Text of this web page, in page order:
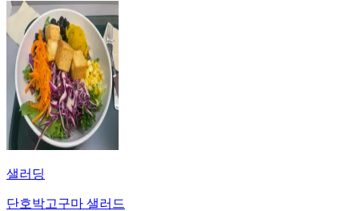
샐러딩
단호박고구마 샐러드